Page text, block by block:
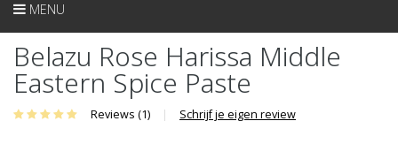
MENU
Belazu Rose Harissa Middle
Eastern Spice Paste
Reviews (1) | Schrijf je eigen review